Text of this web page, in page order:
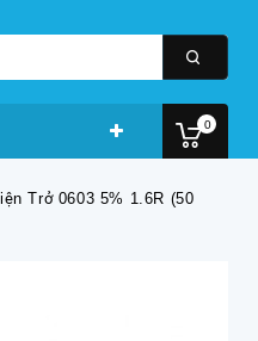
0
Trở 0603 5% 1.6R (50